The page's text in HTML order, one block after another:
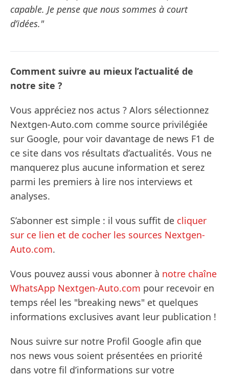
capable. Je pense que nous sommes à court
d’idées."
Comment suivre au mieux l’actualité de
notre site ?
Vous appréciez nos actus ? Alors sélectionnez
Nextgen-Auto.com comme source privilégiée
sur Google, pour voir davantage de news F1 de
ce site dans vos résultats d’actualités. Vous ne
manquerez plus aucune information et serez
parmi les premiers à lire nos interviews et
analyses.
S’abonner est simple : il vous suffit de cliquer
sur ce lien et de cocher les sources Nextgen-
Auto.com.
Vous pouvez aussi vous abonner à notre chaîne
WhatsApp Nextgen-Auto.com pour recevoir en
temps réel les "breaking news" et quelques
informations exclusives avant leur publication !
Nous suivre sur notre Profil Google afin que
nos news vous soient présentées en priorité
dans votre fil d’informations sur votre